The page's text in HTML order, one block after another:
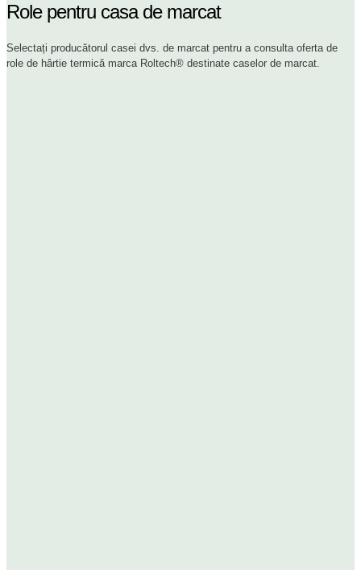
Role pentru casa de marcat
Selectați producătorul casei dvs. de marcat pentru a consulta oferta de
role de hârtie termică marca Roltech® destinate caselor de marcat.